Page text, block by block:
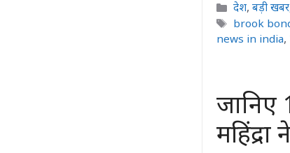
Categories
देश,बड़ी खबर
Tags
brook
news in india,